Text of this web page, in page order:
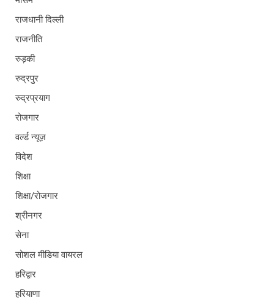
राजधानी दिल्ली
राजनीति
रुड़की
रुद्रपुर
रुद्रप्रयाग
रोजगार
वर्ल्ड न्यूज़
विदेश
शिक्षा
शिक्षा/रोजगार
श्रीनगर
सेना
सोशल मीडिया वायरल
हरिद्वार
हरियाणा